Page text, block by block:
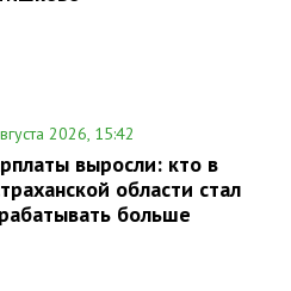
2026, 15:42
выросли: кто в
области стал
больше